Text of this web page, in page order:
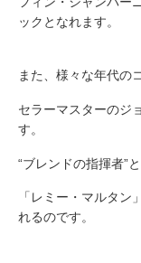
ックとなれます。
また、様々な年代の
セラーマスターのジ
す。
“ブレンドの指揮者”
「レミー・マルタン
れるのです。